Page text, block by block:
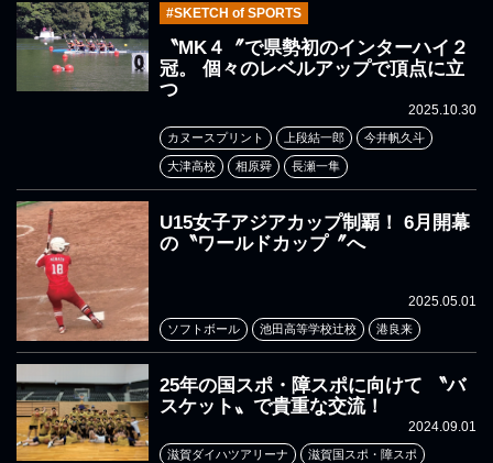
#SKETCH of SPORTS
〝MK４〞で県勢初のインターハイ２
冠。 個々のレベルアップで頂点に立
つ
2025.10.30
カヌースプリント 上段結一郎 今井帆久斗
大津高校 相原舜 長瀬一隼
U15女子アジアカップ制覇！ 6月開幕
の〝ワールドカップ〞へ
2025.05.01
ソフトボール 池田高等学校辻校 港良来
25年の国スポ・障スポに向けて 〝バ
スケット〟で貴重な交流！
2024.09.01
滋賀ダイハツアリーナ 滋賀国スポ・障スポ